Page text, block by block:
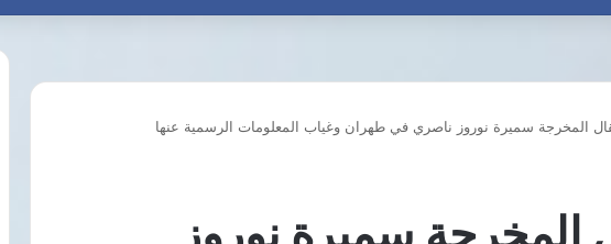
المخرجة سميرة نوروز ناصري في طهران وغياب المعلومات الرسمية عنها
الثالثة